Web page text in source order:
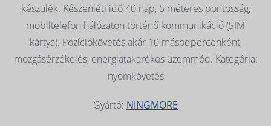
készülék. Készenléti idő 40 nap, 5 méteres pontosság,
mobiltelefon hálózaton történő kommunikáció (SIM
kártya). Pozíciókövetés akár 10 másodpercenként,
mozgásérzékelés, energiatakarékos üzemmód. Kategória:
nyomkövetés
Gyártó: NINGMORE